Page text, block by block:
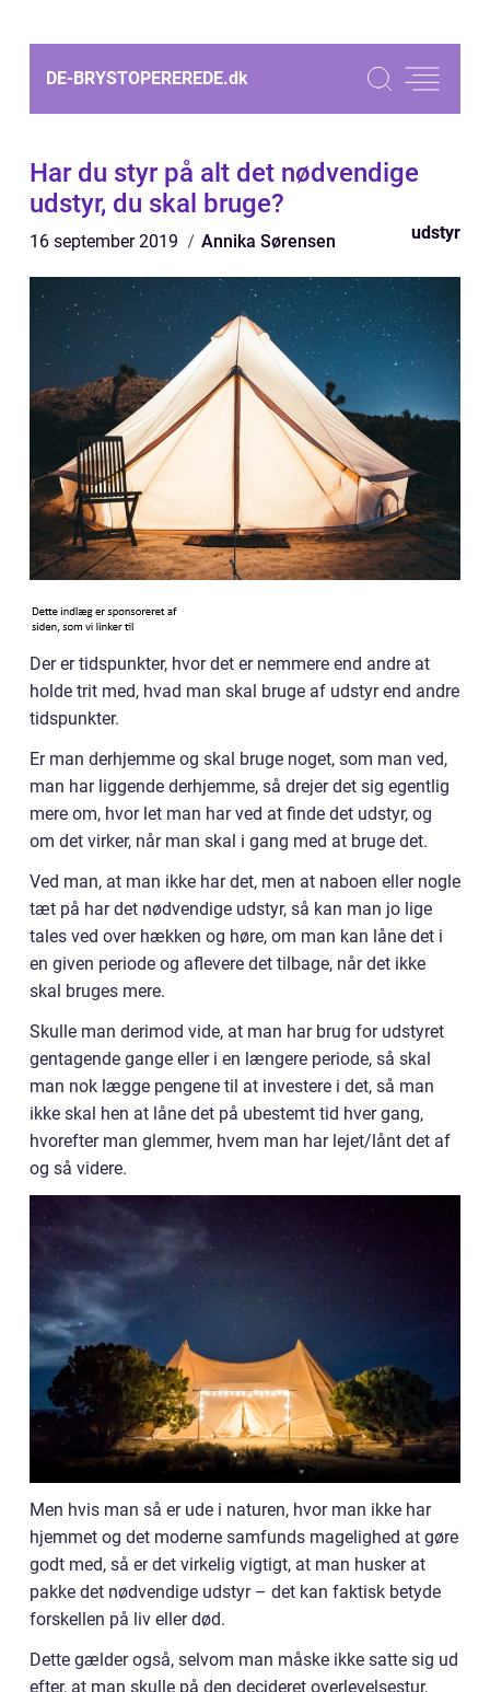
DE-BRYSTOPEREREDE.dk
Har du styr på alt det nødvendige
udstyr, du skal bruge?
16 september 2019 Annika Sørensen udstyr
Der er tidspunkter, hvor det er nemmere end andre at
holde trit med, hvad man skal bruge af udstyr end andre
tidspunkter.
Er man derhjemme og skal bruge noget, som man ved,
man har liggende derhjemme, så drejer det sig egentlig
mere om, hvor let man har ved at finde det udstyr, og
om det virker, når man skal i gang med at bruge det.
Ved man, at man ikke har det, men at naboen eller nogle
tæt på har det nødvendige udstyr, så kan man jo lige
tales ved over hækken og høre, om man kan låne det i
en given periode og aflevere det tilbage, når det ikke
skal bruges mere.
Skulle man derimod vide, at man har brug for udstyret
gentagende gange eller i en længere periode, så skal
man nok lægge pengene til at investere i det, så man
ikke skal hen at låne det på ubestemt tid hver gang,
hvorefter man glemmer, hvem man har lejet/lånt det af
og så videre.
Men hvis man så er ude i naturen, hvor man ikke har
hjemmet og det moderne samfunds magelighed at gøre
godt med, så er det virkelig vigtigt, at man husker at
pakke det nødvendige udstyr – det kan faktisk betyde
forskellen på liv eller død.
Dette gælder også, selvom man måske ikke satte sig ud
efter, at man skulle på den decideret overlevelsestur,